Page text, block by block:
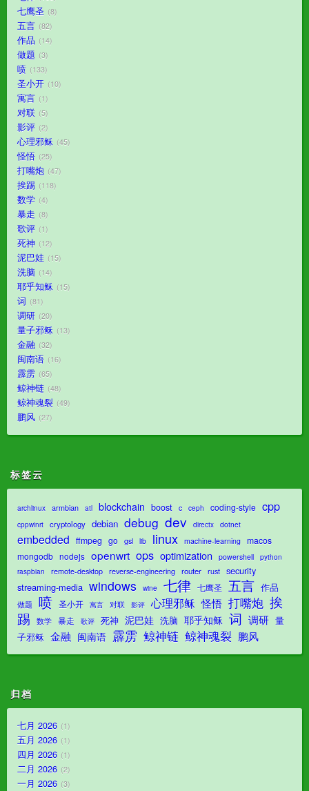
七鹰圣 8
五言 82
作品 14
做题 3
喷 133
圣小开 10
寓言 1
对联 5
影评 2
心理邪稣 45
怪悟 25
打嘴炮 47
挨踢 118
数学 4
暴走 8
歌评 1
死神 12
泥巴娃 15
洗脑 14
耶乎知稣 15
词 81
调研 20
量子邪稣 13
金融 32
闽南语 16
霹雳 65
鲸神链 48
鲸神魂裂 49
鹏风 27
标签云
archlinux armbian atl blockchain boost c ceph coding-style cpp
cppwinrt cryptology debian debug dev directx dotnet
embedded ffmpeg go gsl lib linux machine-learning macos
mongodb nodejs openwrt ops optimization powershell
python
raspbian
remote-desktop reverse-engineering router rust security
streaming-media windows wine 七律 七鹰圣 五言 作品
做题 喷 圣小开 寓言 对联 影评 心理邪稣 怪悟 打嘴炮 挨
踢
数学 暴走 歌评 死神 泥巴娃 洗脑 耶乎知稣 词 调研 量
子邪稣 金融 闽南语 霹雳 鲸神链 鲸神魂裂 鹏风
归档
七月 2026 1
五月 2026 1
四月 2026 1
二月 2026 2
一月 2026 3